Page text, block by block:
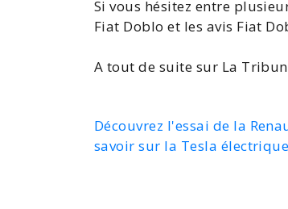
Si vous hésitez entre
Fiat Doblo et les avis Fiat
A tout de suite sur La
Découvrez l'essai de la
savoir sur la Tesla électrique